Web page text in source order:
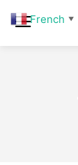
French ▼